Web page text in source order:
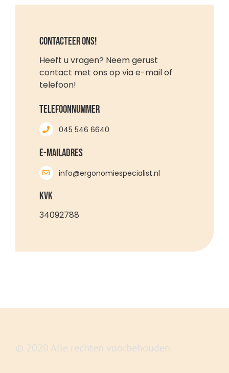
Contacteer ons!
Heeft u vragen? Neem gerust
contact met ons op via e-mail of
telefoon!
Telefoonnummer
045 546 6640
E-mailadres
info@ergonomiespecialist.nl
KVK
34092788
© 2020 Alle rechten voorbehouden